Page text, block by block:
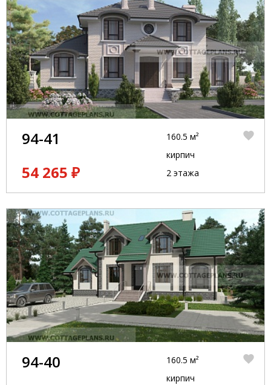
94-41
54 265 ₽
160.5 м²
кирпич
2 этажа
94-40
160.5 м²
кирпич